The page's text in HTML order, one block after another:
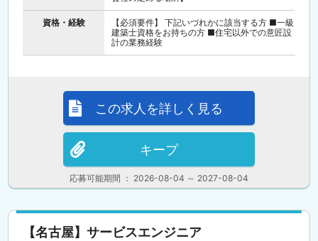
資格・経験
【必須要件】 下記いづれかに該当する方 ■一級
建築士資格をお持ちの方 ■住宅以外での意匠設
計の業務経験
応募可能期間 ： 2026-08-04 ～ 2027-08-04
この求人を詳しく見る
キープ
【名古屋】サービスエンジニア